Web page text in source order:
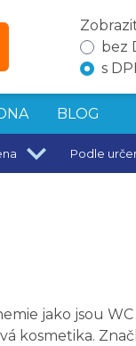
bez
s
BLOG
Podle
jako jsou